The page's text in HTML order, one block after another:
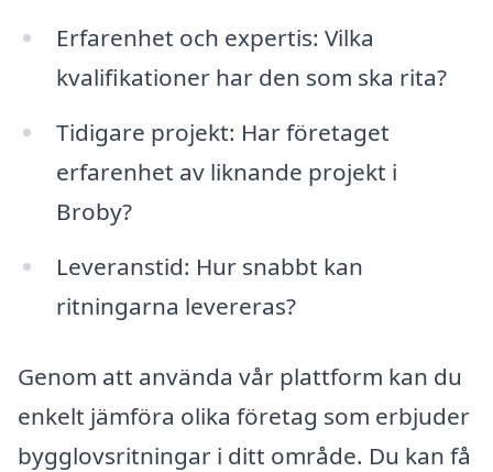
Erfarenhet och expertis: Vilka
kvalifikationer har den som ska rita?
Tidigare projekt: Har företaget
erfarenhet av liknande projekt i
Broby?
Leveranstid: Hur snabbt kan
ritningarna levereras?
Genom att använda vår plattform kan du
enkelt jämföra olika företag som erbjuder
bygglovsritningar i ditt område. Du kan få